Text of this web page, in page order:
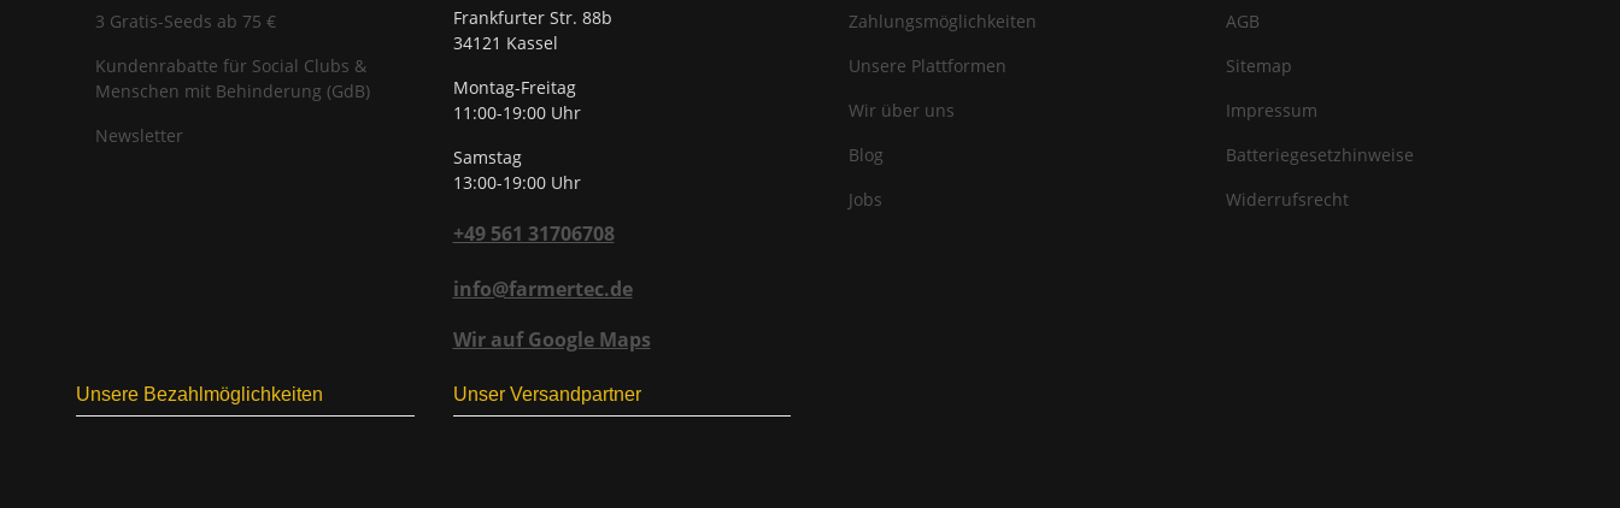
3 Gratis-Seeds ab 75 €
Kundenrabatte für Social Clubs &
Menschen mit Behinderung (GdB)
Newsletter
Frankfurter Str. 88b
34121 Kassel
Montag-Freitag
11:00-19:00 Uhr
Samstag
13:00-19:00 Uhr
+49 561 31706708
info@farmertec.de
Wir auf Google Maps
Zahlungsmöglichkeiten
Unsere Plattformen
Wir über uns
Blog
Jobs
AGB
Sitemap
Impressum
Batteriegesetzhinweise
Widerrufsrecht
Unsere Bezahlmöglichkeiten Unser Versandpartner